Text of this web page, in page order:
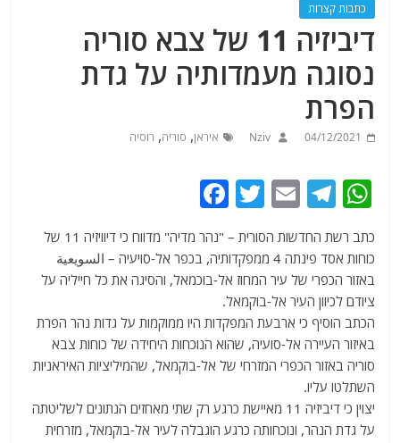
כתבות קצרות
דיביזיה 11 של צבא סוריה
נסוגה מעמדותיה על גדת
הפרת
04/12/2021
Nziv איראן, סוריה, רוסיה
W
at
s
A
p
p
T
e
g
ra
m
E
ai
l
T
itt
er
c
e
o
o
כתב רשת החדשות הסורית – "נהר מדיה" מדווח כי דיוויזיה 11 של
כוחות אסד פינתה 4 ממפקדותיה, בכפר אל-סויעיה – السويعية
באזור הכפרי של עיר המחוז אל-בוכמאל, והסיגה את כל חייליה על
ציודם לכיוון העיר אל-בוקמאל.
הכתב הוסיף כי ארבעת המפקדות היו ממוקמות על גדות נהר הפרת
באיזור העיירה אל-סועיה, שהוא הנוכחות היחידה של כוחות צבא
סוריה באזור הכפרי המזרחי של אל-בוקמאל, שהמיליציות האיראניות
השתלטו עליו.
יצוין כי דיביזיה 11 מאיישת כרגע רק שתי מאחזים הנתונים לשליטתה
על גדת הנהר, ונוכחותה כרגע הוגבלה לעיר אל-בוקמאל, מזרחית